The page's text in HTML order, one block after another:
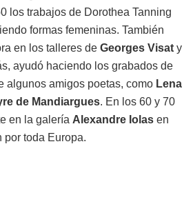
los trabajos de Dorothea Tanning
formas femeninas. También
en los talleres de Georges Visat y
ayudó haciendo los grabados de
algunos amigos poetas, como Lena
de Mandiargues. En los 60 y 70
en la galería Alexandre Iolas en
por toda Europa.